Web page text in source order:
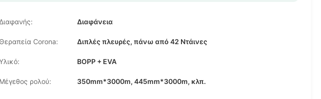
Διαφανής: Διαφάνεια
Θεραπεία Corona: Διπλές πλευρές, πάνω από 42 Ντάινες
BOPP + EVA
Μέγεθος ρολού: 350mm*3000m, 445mm*3000m, κλπ.